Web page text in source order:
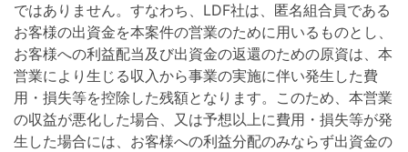
ではありません。すなわち、LDF社は、匿名組合員である
お客様の出資金を本案件の営業のために用いるものとし、
お客様への利益配当及び出資金の返還のための原資は、本
営業により生じる収入から事業の実施に伴い発生した費
用・損失等を控除した残額となります。このため、本営業
の収益が悪化した場合、又は予想以上に費用・損失等が発
生した場合には、お客様への利益分配のみならず出資金の